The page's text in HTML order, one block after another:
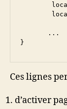
       ...
}
Ces lignes
d’activer